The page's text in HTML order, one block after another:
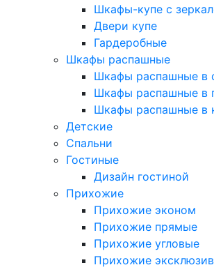
Шкафы-купе с
Двери купе
Гардеробные
Шкафы распашные
Шкафы распашные в
Шкафы распашные в
Шкафы распашные в
Детские
Спальни
Гостиные
Дизайн гостиной
Прихожие
Прихожие эконом
Прихожие прямые
Прихожие угловые
Прихожие эксклюзив